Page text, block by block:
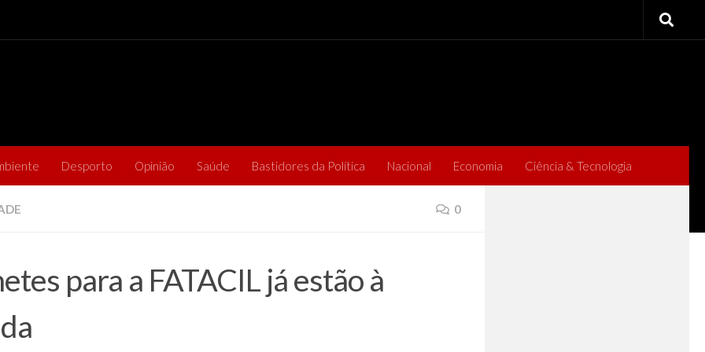
Desporto Opinião Saúde Bastidores da Política Nacional Economia Ciência & Tecnologia
0
para a FATACIL já estão à